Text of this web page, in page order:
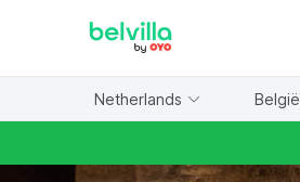
Netherlands België